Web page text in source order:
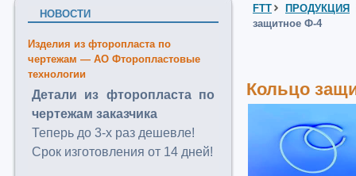
НОВОСТИ
Изделия из фторопласта по
чертежам — АО Фторопластовые
технологии
Детали из фторопласта по
чертежам заказчика
Теперь до 3-х раз дешевле!
Срок изготовления от 14 дней!
FTT
ПРОДУКЦИЯ
защитное Ф-4
Кольцо